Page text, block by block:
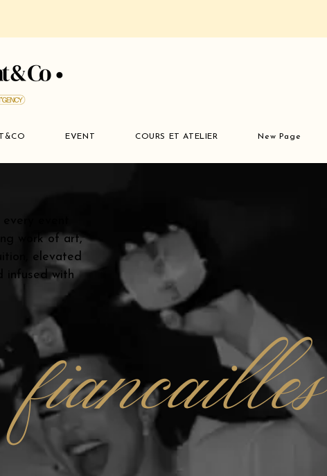
EVENT COURS ET ATELIER New Page
work of art,
elevated
infused with